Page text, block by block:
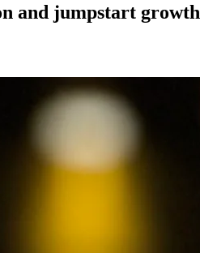
and jumpstart growth